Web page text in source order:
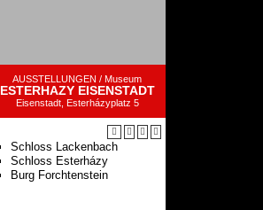
AUSSTELLUNGEN / Museum
ESTERHAZY EISENSTADT
Eisenstadt, Esterházyplatz 5
Schloss Lackenbach
Schloss Esterházy
Burg Forchtenstein